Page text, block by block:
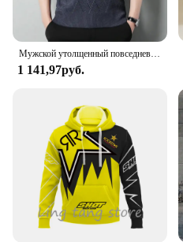
Мужской утолщенный повседневный свитер, майка, осенне-зимняя теплая мужская майка с v-образным вырезом
1 141,97руб.